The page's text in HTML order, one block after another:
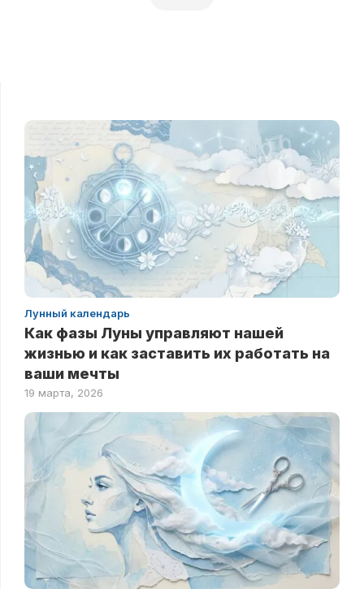
Лунный календарь
Как фазы Луны управляют нашей
жизнью и как заставить их работать на
ваши мечты
19 марта, 2026